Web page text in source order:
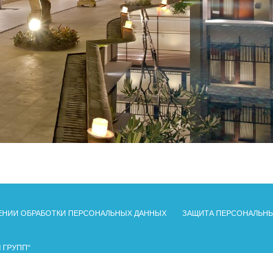
ОБРАБОТКИ ПЕРСОНАЛЬНЫХ ДАННЫХ ЗАЩИТА
ГРУПП"